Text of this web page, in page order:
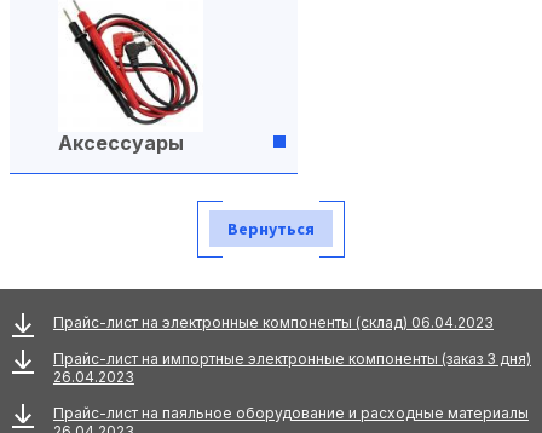
Аксессуары
Вернуться
Прайс-лист на электронные компоненты (склад) 06.04.2023
Прайс-лист на импортные электронные компоненты (заказ 3 дня)
26.04.2023
Прайс-лист на паяльное оборудование и расходные материалы